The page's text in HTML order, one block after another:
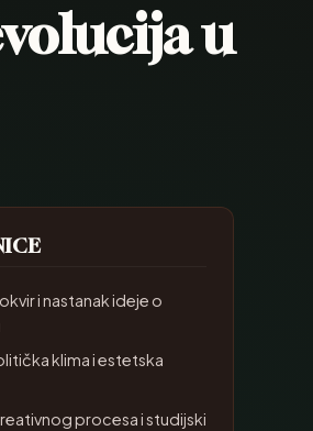
u
i nastanak ideje o
klima i estetska
procesa i studijski